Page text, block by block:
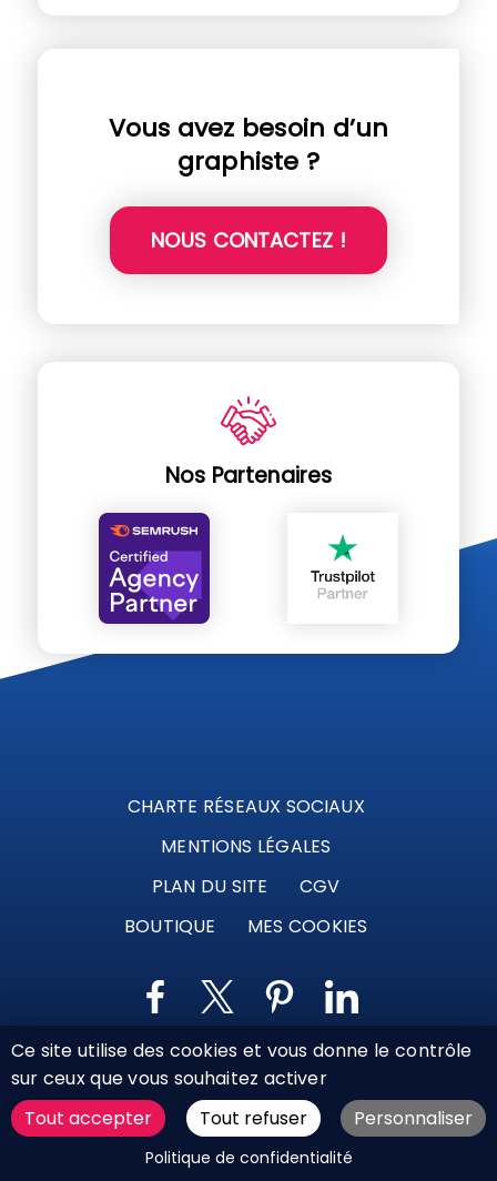
Vous avez besoin d’un
graphiste ?
NOUS CONTACTEZ !
DEMANDER UN DEVIS
Nos Partenaires
CHARTE RÉSEAUX SOCIAUX
MENTIONS LÉGALES
PLAN DU SITE
CGV
BOUTIQUE
MES COOKIES
Marque déposée © Agence Web Attichy, Compiègne,
Soissons, Noyon, Oise | 2011 / 2026
Ce site utilise des cookies et vous donne le contrôle
sur ceux que vous souhaitez activer
Tout accepter
Tout refuser Personnaliser
Politique de confidentialité